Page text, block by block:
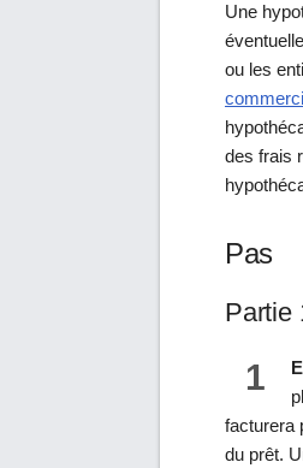
Une
ou les
des frais
Pas
Partie
1
facturera
du prêt.